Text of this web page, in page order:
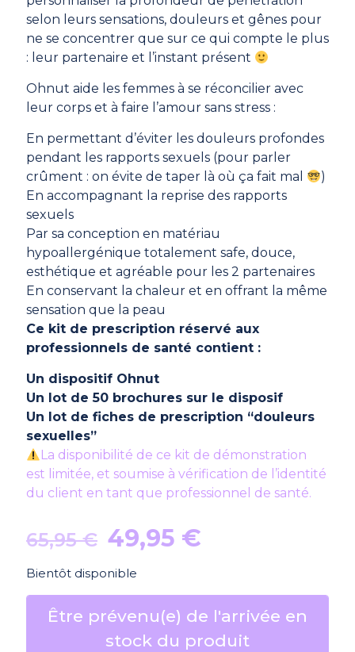
selon leurs sensations, douleurs et gênes pour
ne se concentrer que sur ce qui compte le plus
: leur partenaire et l’instant présent
Ohnut aide les femmes à se réconcilier avec
leur corps et à faire l’amour sans stress :
En permettant d’éviter les douleurs profondes
pendant les rapports sexuels (pour parler
crûment : on évite de taper là où ça fait mal
)
En accompagnant la reprise des rapports
sexuels
Par sa conception en matériau
hypoallergénique totalement safe, douce,
esthétique et agréable pour les 2 partenaires
En conservant la chaleur et en offrant la même
sensation que la peau
Ce kit de prescription réservé aux
professionnels de santé contient :
Un dispositif Ohnut
Un lot de 50 brochures sur le disposif
Un lot de fiches de prescription “douleurs
sexuelles”
La disponibilité de ce kit de démonstration
est limitée, et soumise à vérification de l’identité
du client en tant que professionnel de santé.
65,95€ Le
prix
initial
était :
65,95 €.
49,95 €
est :
49,95 €.
Bientôt disponible
Être prévenu(e) de l'arrivée en
stock du produit